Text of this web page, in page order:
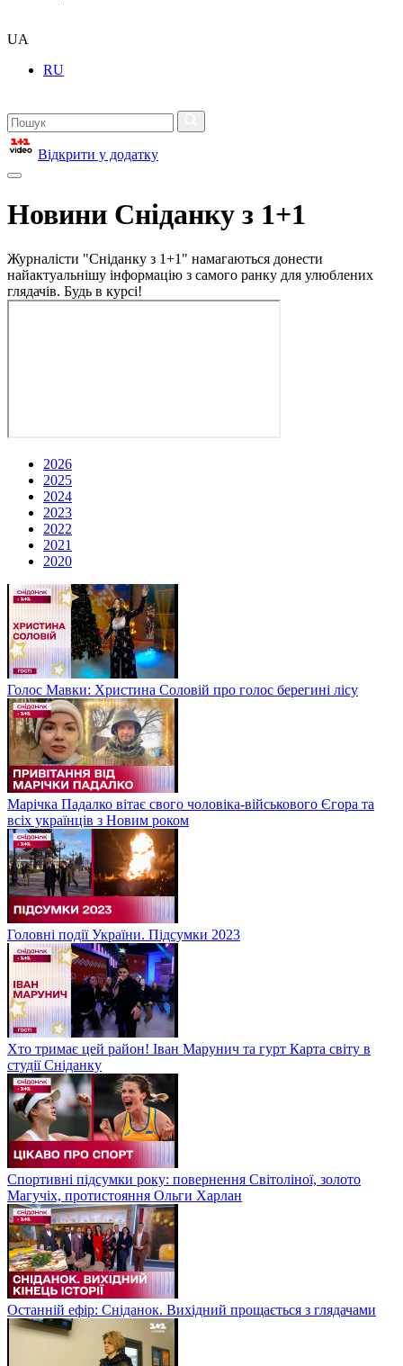
UA
RU
Відкрити у додатку
Новини Сніданку з 1+1
Журналісти "Сніданку з 1+1" намагаються донести
найактуальнішу інформацію з самого ранку для улюблених
глядачів. Будь в курсі!
2026
2025
2024
2023
2022
2021
2020
Голос Мавки: Христина Соловій про голос берегині лісу
Марічка Падалко вітає свого чоловіка-військового Єгора та
всіх українців з Новим роком
Головні події України. Підсумки 2023
Хто тримає цей район! Іван Марунич та гурт Карта світу в
студії Сніданку
Спортивні підсумки року: повернення Світоліної, золото
Магучіх, протистояння Ольги Харлан
Останній ефір: Сніданок. Вихідний прощається з глядачами